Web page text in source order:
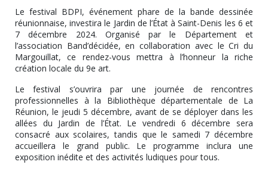
Le festival BDPI, événement phare de la bande dessinée
réunionnaise, investira le Jardin de l’État à Saint-Denis les 6 et
7 décembre 2024. Organisé par le Département et
l’association Band’décidée, en collaboration avec le Cri du
Margouillat, ce rendez-vous mettra à l’honneur la riche
création locale du 9e art.
Le festival s’ouvrira par une journée de rencontres
professionnelles à la Bibliothèque départementale de La
Réunion, le jeudi 5 décembre, avant de se déployer dans les
allées du Jardin de l’État. Le vendredi 6 décembre sera
consacré aux scolaires, tandis que le samedi 7 décembre
accueillera le grand public. Le programme inclura une
exposition inédite et des activités ludiques pour tous.